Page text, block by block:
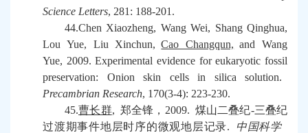
Science Letters, 281: 188-201.
44.Chen Xiaozheng, Wang Wei, Shang Qinghua,
Lou Yue, Liu Xinchun,Cao Changqun, and Wang
Yue, 2009. Experimental evidence for eukaryotic fossil
preservation: Onion skin cells in silica solution.
Precambrian Research, 170(3-4): 223-230.
45.曹长群, 郑全锋， 2009. 煤山二叠纪-三叠纪
过渡期事件地层时序的微观地层记录.
中国科学